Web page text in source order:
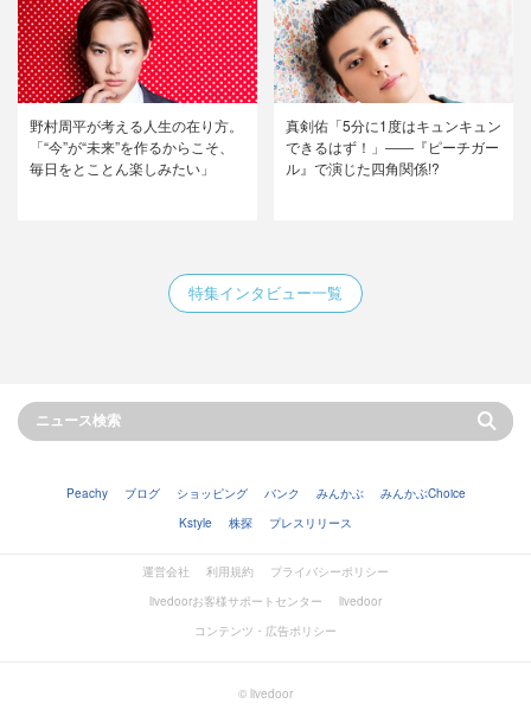
野村周平が考える人生の在り方。
「“今”が“未来”を作るからこそ、
毎日をとことん楽しみたい」
真剣佑「5分に1度はキュンキュン
できるはず！」――『ピーチガー
ル』で演じた四角関係!?
特集インタビュー一覧
Peachy ブログ ショッピング バンク みんかぶ
みんかぶChoice
Kstyle
株探 プレスリリース
運営会社 利用規約
プライバシーポリシー
livedoorお客様サポートセンター
livedoor
コンテンツ・広告ポリシー
© livedoor